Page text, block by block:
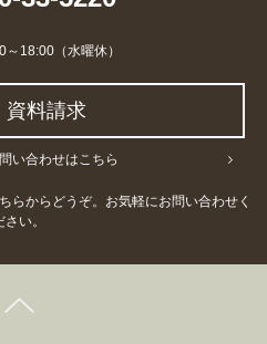
18:00（水曜休）
資料請求
い合わせはこちら
らからどうぞ。お気軽にお問い合わせく
さい。